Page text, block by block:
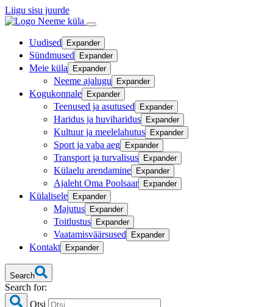
Liigu sisu juurde
Neeme küla
Uudised Expander
Sündmused Expander
Meie küla Expander
Neeme ajalugu Expander
Kogukonnale Expander
Teenused ja asutused Expander
Haridus ja huviharidus Expander
Kultuur ja meelelahutus Expander
Sport ja vaba aeg Expander
Transport ja turvalisus Expander
Külaelu arendamine Expander
Ajaleht Oma Poolsaar Expander
Külalisele Expander
Majutus Expander
Toitlustus Expander
Vaatamisväärsused Expander
Kontakt Expander
Search
Search for:
Otsi